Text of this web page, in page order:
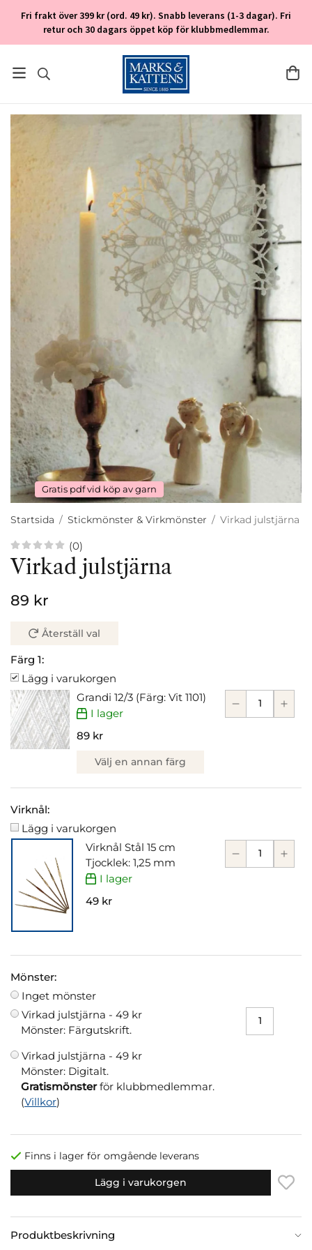
Fri frakt över 399 kr (ord. 49 kr). Snabb leverans (1-3 dagar). Fri
retur och 30 dagars öppet köp för klubbmedlemmar.
Gratis pdf vid köp av garn
Startsida / Stickmönster & Virkmönster / Virkad julstjärna
(0)
Virkad julstjärna
89 kr
Återställ val
Färg 1:
Lägg i varukorgen
Grandi 12/3 (Färg: Vit 1101)
I lager
89 kr
Välj en annan färg
Virknål:
Lägg i varukorgen
Virknål Stål 15 cm
Tjocklek: 1,25 mm
I lager
49 kr
Mönster:
Inget mönster
Virkad julstjärna - 49 kr
Mönster: Färgutskrift.
Virkad julstjärna - 49 kr
Mönster: Digitalt.
Gratismönsterför klubbmedlemmar.
(Villkor)
Finns i lager för omgående leverans
Lägg i varukorgen
Produktbeskrivning